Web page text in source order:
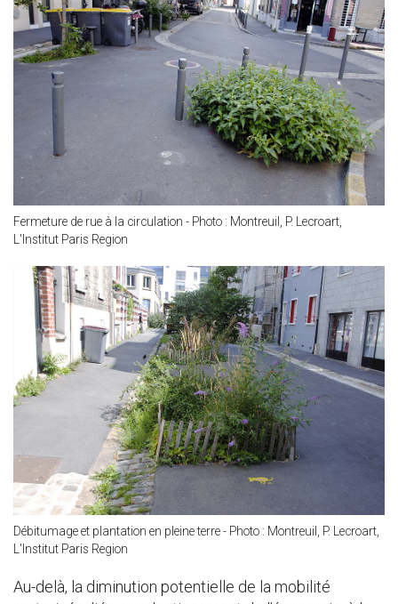
Fermeture de rue à la circulation - Photo : Montreuil, P. Lecroart,
L'Institut Paris Region
Débitumage et plantation en pleine terre - Photo : Montreuil, P. Lecroart,
L'Institut Paris Region
Au-delà, la diminution potentielle de la mobilité